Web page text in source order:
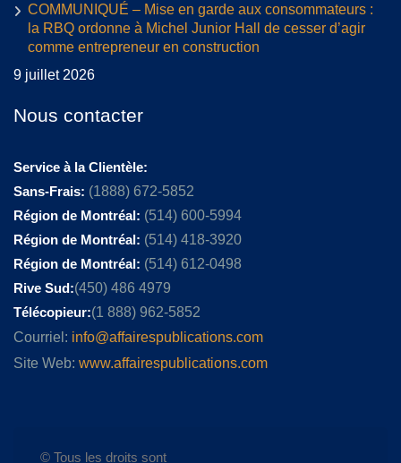
COMMUNIQUÉ – Mise en garde aux consommateurs :
la RBQ ordonne à Michel Junior Hall de cesser d’agir
comme entrepreneur en construction
9 juillet 2026
Nous contacter
Service à la Clientèle:
Sans-Frais: (1888) 672-5852
Région de Montréal: (514) 600-5994
Région de Montréal: (514) 418-3920
Région de Montréal: (514) 612-0498
Rive Sud:(450) 486 4979
Télécopieur:(1 888) 962-5852
Courriel: info@affairespublications.com
Site Web: www.affairespublications.com
© Tous les droits sont